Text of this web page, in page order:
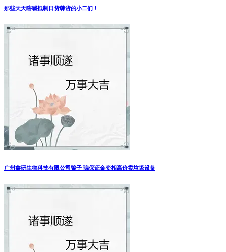
那些天天瞎喊抵制日货韩货的小二们！
广州鑫研生物科技有限公司骗子 骗保证金变相高价卖垃圾设备